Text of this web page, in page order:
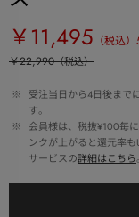
￥11,495 （税込）
￥22,990（税込）
※
受注当日から4日後まで
す。
※
会員様は、税抜¥100毎
ンクが上がると還元率
サービスの詳細はこちら。